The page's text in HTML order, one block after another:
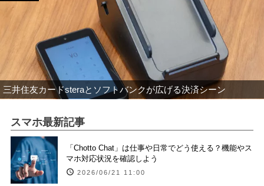
三井住友カードsteraとソフトバンクが広げる決済シーン
スマホ最新記事
「Chotto Chat」は仕事や日常でどう使える？機能やス
マホ対応状況を確認しよう
2026/06/21 11:00